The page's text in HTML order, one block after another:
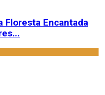
Floresta Encantada